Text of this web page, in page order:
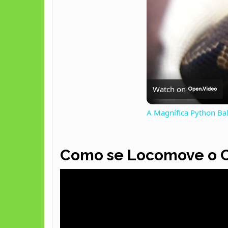
Watch on
A Magnífica Python
Como se Locomove o